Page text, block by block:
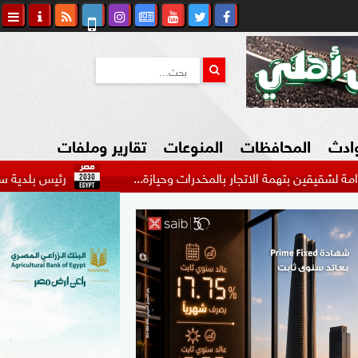
شكاوي المواطن
المحافظات المنوعات
السياحة في مصر
التكنولوجيا
المرأة والأسرة
السيارات
تقارير وملفات
رئيس بلدية سبتة: عدد الاتجار بالمخدرات وحيازة...